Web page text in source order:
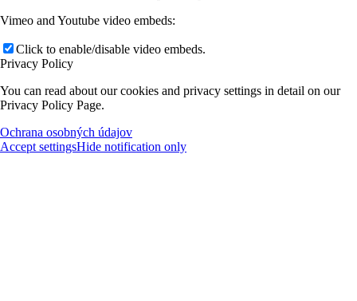
Vimeo and Youtube video embeds:
Click to enable/disable video embeds.
Privacy Policy
You can read about our cookies and privacy settings in detail on our
Privacy Policy Page.
Ochrana osobných údajov
Accept settingsHide notification only